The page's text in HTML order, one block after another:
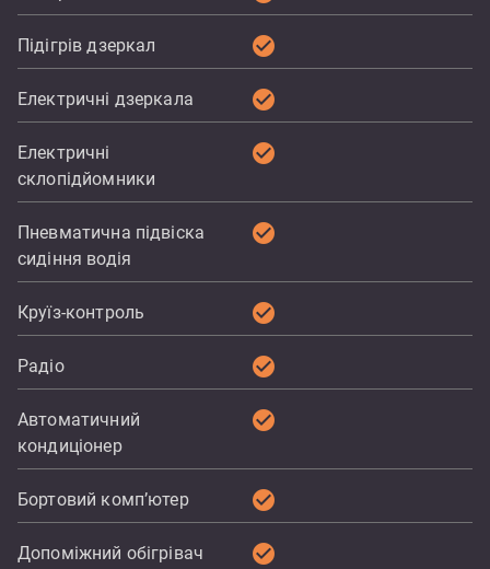
Підігрів дзеркал check_circle
Електричні дзеркала check_circle
Електричні
склопідйомники
check_circle
Пневматична підвіска
сидіння водія
check_circle
Круїз-контроль check_circle
Радіо check_circle
Автоматичний
кондиціонер
check_circle
Бортовий комп’ютер check_circle
Допоміжний обігрівач check_circle